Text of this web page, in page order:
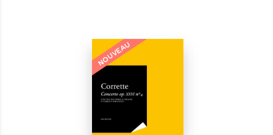
NOUVEAU